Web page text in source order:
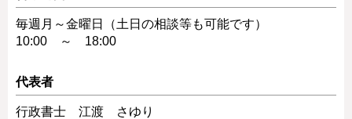
毎週月～金曜日（土日の相談等も可能です）
10:00 ～ 18:00
代表者
行政書士 江渡 さゆり